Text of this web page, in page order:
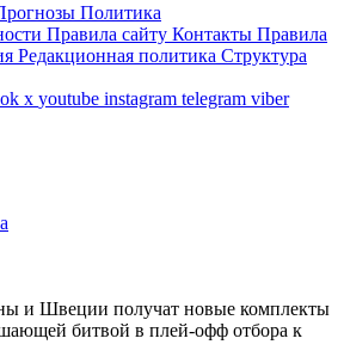
Политика
Правила сайту Контакты Правила
Редакционная политика Структура
x youtube instagram telegram viber
и Швеции получат новые комплекты
битвой в плей-офф отбора к